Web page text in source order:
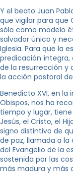
Y el beato Juan
que vigilar para que
sólo como modelo
salvador único y
Iglesia. Para que la
predicación íntegra,
de la resurrección y
la acción pastoral
Benedicto XVI, en
Obispos, nos ha
tiempo y lugar,
Jesús, el Cristo, el
signo distintivo de
de paz, llamada a la
del Evangelio de la
sostenida por las
más madura y más